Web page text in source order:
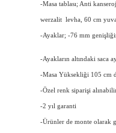
-Masa tablası; Anti
werzalit levha, 60 cm
-Ayaklar; -76 mm
-Ayakların altındaki saca
-Masa Yüksekliği 105 cm
-Özel renk siparişi
-2 yıl garanti
-Ürünler de monte olarak